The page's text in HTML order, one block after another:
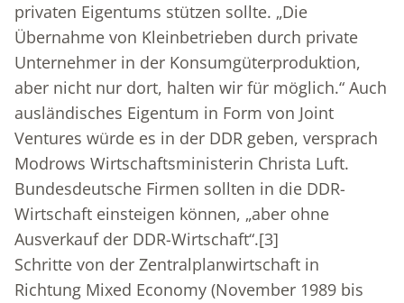
privaten Eigentums stützen sollte. „Die
Übernahme von Kleinbetrieben durch private
Unternehmer in der Konsumgüterproduktion,
aber nicht nur dort, halten wir für möglich.“ Auch
ausländisches Eigentum in Form von Joint
Ventures würde es in der DDR geben, versprach
Modrows Wirtschaftsministerin Christa Luft.
Bundesdeutsche Firmen sollten in die DDR-
Wirtschaft einsteigen können, „aber ohne
Ausverkauf der DDR-Wirtschaft“.[3]
Schritte von der Zentralplanwirtschaft in
Richtung Mixed Economy (November 1989 bis